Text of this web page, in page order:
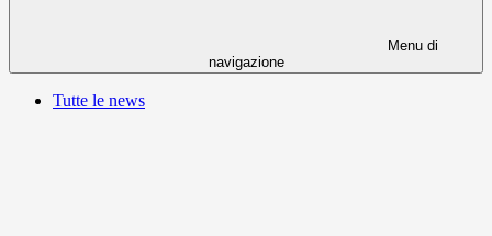
Menu di
navigazione
Tutte le news